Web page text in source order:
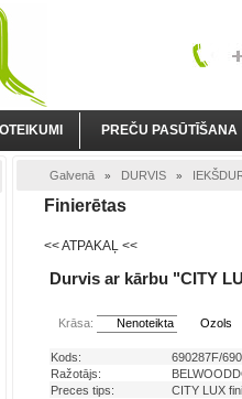
PREČU PASŪTĪŠANA
Galvenā » DURVIS »
Finierētas
<< ATPAKAĻ <<
Durvis ar kārbu "CITY
Krāsa: Nenoteikta Ozols
Kods:
690287F/
Ražotājs:
Preces tips:
CITY LUX